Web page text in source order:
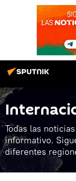
Todas las
informativo.
diferentes